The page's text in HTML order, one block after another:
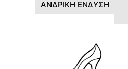
ΑΝΔΡΙΚΗ ΕΝΔΥΣΗ